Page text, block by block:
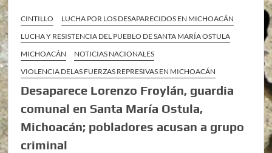
CINTILLO
LUCHA POR LOS DESAPARECIDOS EN MICHOACÁN
LUCHA Y RESISTENCIA DEL PUEBLO DE SANTA MARÍA OSTULA
MICHOACÁN
NOTICIAS NACIONALES
VIOLENCIA DELAS FUERZAS REPRESIVAS EN MICHOACÁN
Desaparece Lorenzo Froylán, guardia
comunal en Santa María Ostula,
Michoacán; pobladores acusan a grupo
criminal